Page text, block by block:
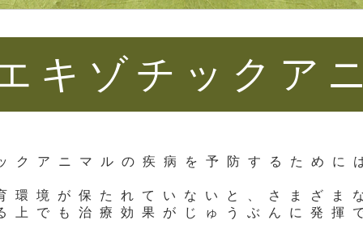
キゾチックア
クアニマルの疾病を予防するために
環境が保たれていないと、さまざま
上でも治療効果がじゅうぶんに発